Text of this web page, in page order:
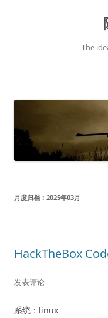
The
月度归档： 2025年03月
HackTheBox
发表评论
系统：linux